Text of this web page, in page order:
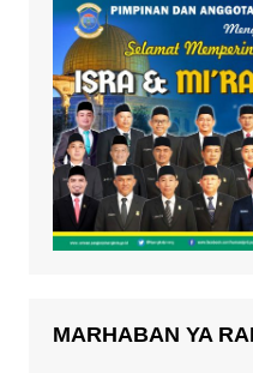
MARHABAN YA